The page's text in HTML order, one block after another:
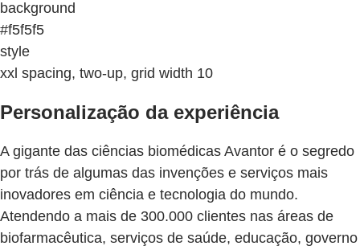
background
#f5f5f5
style
xxl spacing, two-up, grid width 10
Personalização da experiência
A gigante das ciências biomédicas Avantor é o segredo
por trás de algumas das invenções e serviços mais
inovadores em ciência e tecnologia do mundo.
Atendendo a mais de 300.000 clientes nas áreas de
biofarmacêutica, serviços de saúde, educação, governo